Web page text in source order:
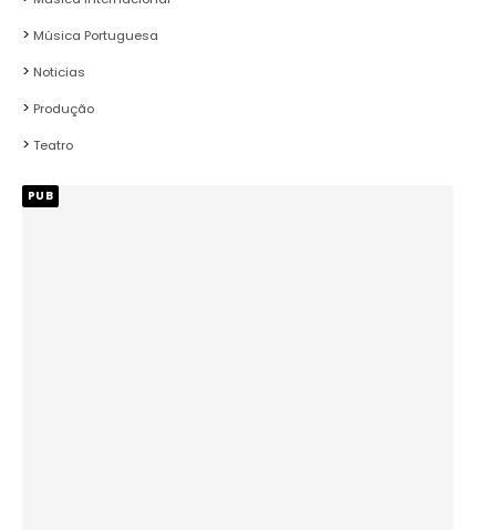
Música Portuguesa
Noticias
Produção
Teatro
PUB